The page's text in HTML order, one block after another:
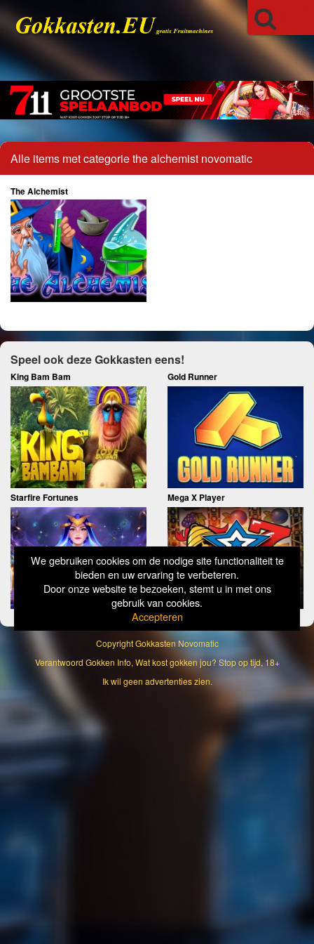
We gebruiken cookies om de nodige site functionaliteit te
bieden en uw ervaring te verbeteren.
Door onze website te bezoeken, stemt u in met ons
gebruik van cookies.
Accepteren
Alle items met categorie the alchemist novomatic
The Alchemist
Speel ook deze Gokkasten eens!
King Bam Bam Gold Runner
Starfire Fortunes Mega X Player
CopyrightGokkasten Novomatic
Verantwoord Gokken Info, Wat kost gokken jou? Stop op tijd, 18+
Ik wil geen advertenties zien.